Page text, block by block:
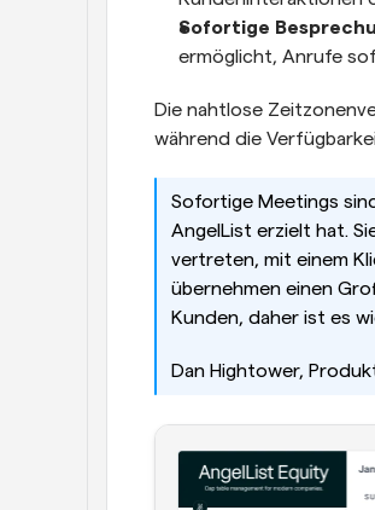
Sofortige
ermöglicht, Anrufe
Die nahtlose
während die
Sofortige Meetings
AngelList erzielt hat.
vertreten, mit einem
übernehmen einen
Kunden, daher ist es
Dan Hightower,